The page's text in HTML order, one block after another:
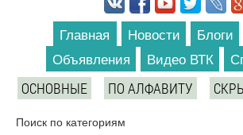
Главная Новости Блоги
Объявления
Видео ВТК
ОСНОВНЫЕ ПО АЛФАВИТУ
Поиск по категориям